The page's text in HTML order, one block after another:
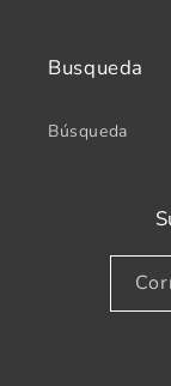
Busqueda
Búsqueda